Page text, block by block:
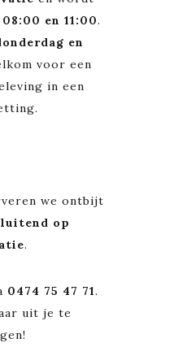
08:00 en 11:00.
en
voor een
in een
we ontbijt
op
.
0474 75 47 71.
uit je te